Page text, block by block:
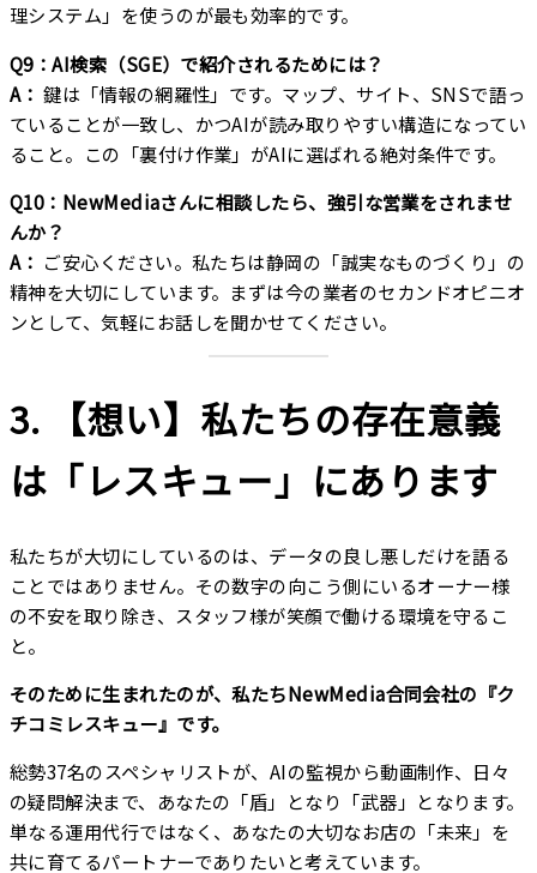
理システム」を使うのが最も効率的です。
Q9：AI検索（SGE）で紹介されるためには？
A： 鍵は「情報の網羅性」です。マップ、サイト、SNSで語っ
ていることが一致し、かつAIが読み取りやすい構造になってい
ること。この「裏付け作業」がAIに選ばれる絶対条件です。
Q10：NewMediaさんに相談したら、強引な営業をされませ
んか？
A： ご安心ください。私たちは静岡の「誠実なものづくり」の
精神を大切にしています。まずは今の業者のセカンドオピニオ
ンとして、気軽にお話しを聞かせてください。
3. 【想い】私たちの存在意義
は「レスキュー」にあります
私たちが大切にしているのは、データの良し悪しだけを語る
ことではありません。その数字の向こう側にいるオーナー様
の不安を取り除き、スタッフ様が笑顔で働ける環境を守るこ
と。
そのために生まれたのが、私たちNewMedia合同会社の『ク
チコミレスキュー』です。
総勢37名のスペシャリストが、AIの監視から動画制作、日々
の疑問解決まで、あなたの「盾」となり「武器」となります。
単なる運用代行ではなく、あなたの大切なお店の「未来」を
共に育てるパートナーでありたいと考えています。